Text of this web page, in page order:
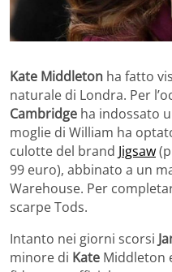
Kate Middleton ha fatto
naturale di Londra. Per
Cambridge ha indossato
moglie di William ha
culotte del brand Jigsaw
99 euro), abbinato a un
Warehouse. Per
scarpe Tods.
Intanto nei giorni scorsi
minore di Kate Middleton